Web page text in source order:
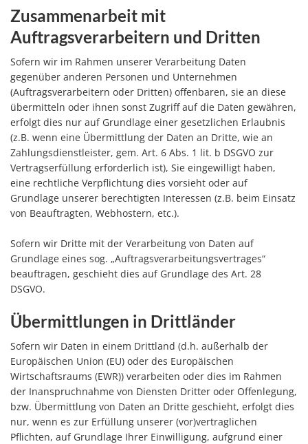
Zusammenarbeit mit
Auftragsverarbeitern und Dritten
Sofern wir im Rahmen unserer Verarbeitung Daten
gegenüber anderen Personen und Unternehmen
(Auftragsverarbeitern oder Dritten) offenbaren, sie an diese
übermitteln oder ihnen sonst Zugriff auf die Daten gewähren,
erfolgt dies nur auf Grundlage einer gesetzlichen Erlaubnis
(z.B. wenn eine Übermittlung der Daten an Dritte, wie an
Zahlungsdienstleister, gem. Art. 6 Abs. 1 lit. b DSGVO zur
Vertragserfüllung erforderlich ist), Sie eingewilligt haben,
eine rechtliche Verpflichtung dies vorsieht oder auf
Grundlage unserer berechtigten Interessen (z.B. beim Einsatz
von Beauftragten, Webhostern, etc.).
Sofern wir Dritte mit der Verarbeitung von Daten auf
Grundlage eines sog. „Auftragsverarbeitungsvertrages“
beauftragen, geschieht dies auf Grundlage des Art. 28
DSGVO.
Übermittlungen in Drittländer
Sofern wir Daten in einem Drittland (d.h. außerhalb der
Europäischen Union (EU) oder des Europäischen
Wirtschaftsraums (EWR)) verarbeiten oder dies im Rahmen
der Inanspruchnahme von Diensten Dritter oder Offenlegung,
bzw. Übermittlung von Daten an Dritte geschieht, erfolgt dies
nur, wenn es zur Erfüllung unserer (vor)vertraglichen
Pflichten, auf Grundlage Ihrer Einwilligung, aufgrund einer